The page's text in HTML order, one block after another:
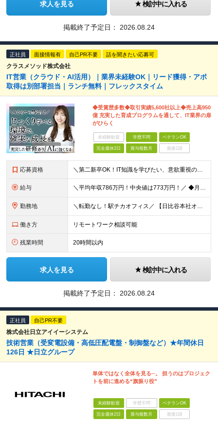
求人を見る 検討中に入れる
掲載終了予定日： 2026.08.24
正社員 面接情報有 自己PR不要 話を聞きたい応募可
クラスメソッド株式会社
IT営業（クラウド・AI活用）｜業界未経験OK｜リード獲得・アポ
取得は別部署担当｜ランチ無料｜フレックスタイム
◆受賞歴多数◆取引実績5,600社以上◆売上高950
億 充実した育成プログラムを通して、IT業界の扉
がひらく
未経験歓迎 学歴不問 ベテランOK
完全週休2日 賞与複数月 面接1回
応募資格 ＼第二新卒OK！IT知識を学びたい、意欲重視の採用／ ◆学歴不問 ◆営業経験がある方（目安：1年以上）
給与 ＼平均年収786万円！中央値は773万円！／ ◆月給 26.3万円～40.2万円＋賞与年2回 ※経験・スキルを考慮の上、優遇いたします ※上記金額には固定残業手当19～24時間分（4.3万円～7.
勤務地 ＼転勤なし！駅チカオフィス／ 【日比谷本社オフィス】 東京都港区西新橋1-1-1 日比谷フォートタワー26階 (変更の範囲)上記を除く当社関連勤務地
働き方 リモートワーク相談可能
残業時間 20時間以内
求人を見る 検討中に入れる
掲載終了予定日： 2026.08.24
正社員 自己PR不要
株式会社日立アイイーシステム
技術営業（受変電設備・高低圧配電盤・制御盤など）★年間休日
126日 ★日立グループ
単体ではなく全体を見る─。 担うのはプロジェク
トを前に進める“旗振り役”
未経験歓迎 学歴不問 ベテランOK
完全週休2日 賞与複数月 面接1回